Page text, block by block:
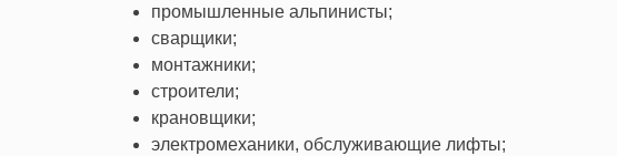
промышленные альпинисты;
сварщики;
монтажники;
строители;
крановщики;
электромеханики, обслуживающие лифты;